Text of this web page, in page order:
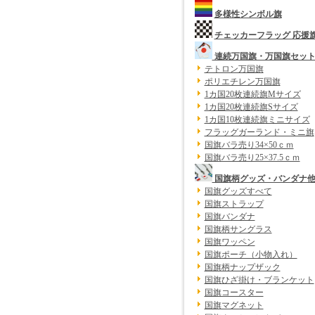
多様性シンボル旗
チェッカーフラッグ 応援
連続万国旗・万国旗セット
テトロン万国旗
ポリエチレン万国旗
1カ国20枚連続旗Mサイズ
1カ国20枚連続旗Sサイズ
1カ国10枚連続旗ミニサイズ
フラッグガーランド・ミニ旗
国旗バラ売り34×50ｃｍ
国旗バラ売り25×37.5ｃｍ
国旗柄グッズ・バンダナ他
国旗グッズすべて
国旗ストラップ
国旗バンダナ
国旗柄サングラス
国旗ワッペン
国旗ポーチ（小物入れ）
国旗柄ナップザック
国旗ひざ掛け・ブランケット
国旗コースター
国旗マグネット